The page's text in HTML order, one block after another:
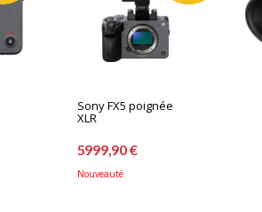
Sony FX5 poignée
XLR
5999,90 €
Nouveauté